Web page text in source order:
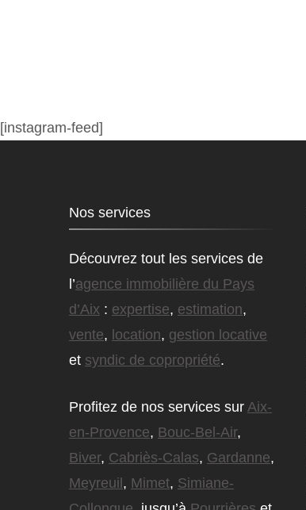
[instagram-feed]
Nos services
Découvrez tout les services de
l’agence immobilière du Pays
d’Aix : expertise, estimation,
vente, location, gestion locative
et syndic de copropriété.
Profitez de nos services sur Aix-
en-Provence, Bouc-Bel-Air,
Biver, Cabriès-Calas, Gardanne,
Meyreuil , Mimet, Simiane-